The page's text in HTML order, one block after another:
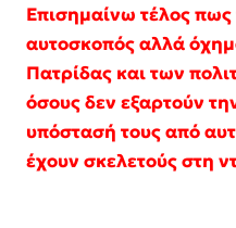
Επισημαίνω τέλος πως
αυτοσκοπός αλλά
Πατρίδας και των
όσους δεν εξαρτούν
υπόστασή τους από
έχουν σκελετούς στη